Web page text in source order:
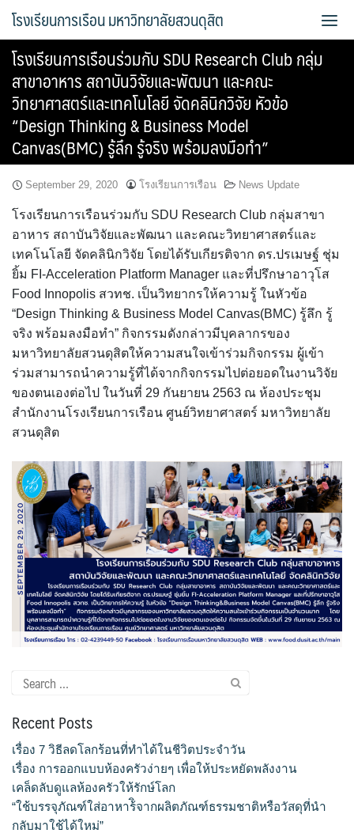
content
Bread Exclusive
Cake Exclusive
main
main2
main3
Sample Page
การจัดการความรู้ (KM)
ข้อมูลติดต่อและการเดินทาง
ขั้นตอน/แนวทางการปฏิบัติงาน
คณะกรรมการประจำโรงเรียนการเรือน
คลิปสาระเทคนิคสไตส์การเรือน
คลิปเทคนิคการทำอาหารง่าย ๆ สไตล์เด็กหอ
ค่าเล่าเรียน
ค่าเล่าเรียน
คำถามที่พบบ่อย
คู่มือนักศึกษา
จำนวนบุคลากรและนักศึกษาโรงเรียนการเรือน
ตารางเรียน
ทำเนียบคณบดี
โรงเรียนการเรือน มหาวิทยาลัยสวนดุสิต
โรงเรียนการเรือนร่วมกับ SDU Research Club กลุ่ม
สาขาอาหาร สถาบันวิจัยและพัฒนา และคณะ
วิทยาศาสตร์และเทคโนโลยี จัดคลินิกวิจัย หัวข้อ
“Design Thinking & Business Model
Canvas(BMC) รู้ลึก รู้จริง พร้อมลงมือทำ”
September 29, 2020 โรงเรียนการเรือน News Update
โรงเรียนการเรือนร่วมกับ SDU Research Club กลุ่มสาขา
อาหาร สถาบันวิจัยและพัฒนา และคณะวิทยาศาสตร์และ
เทคโนโลยี จัดคลินิกวิจัย โดยได้รับเกียรติจาก ดร.ปรเมษฐ์ ชุ่ม
ยิ้ม FI-Acceleration Platform Manager และที่ปรึกษาอาวุโส
Food Innopolis สวทช. เป็นวิทยากรให้ความรู้ ในหัวข้อ
“Design Thinking & Business Model Canvas(BMC) รู้ลึก รู้
จริง พร้อมลงมือทำ” กิจกรรมดังกล่าวมีบุคลากรของ
มหาวิทยาลัยสวนดุสิตให้ความสนใจเข้าร่วมกิจกรรม ผู้เข้า
ร่วมสามารถนำความรู้ที่ได้จากกิจกรรมไปต่อยอดในงานวิจัย
ของตนเองต่อไป ในวันที่ 29 กันยายน 2563 ณ ห้องประชุม
สำนักงานโรงเรียนการเรือน ศูนย์วิทยาศาสตร์ มหาวิทยาลัย
สวนดุสิต
Search
for:
Recent Posts
เรื่อง 7 วิธีลดโลกร้อนที่ทำได้ในชีวิตประจำวัน
เรื่อง การออกแบบห้องครัวง่ายๆ เพื่อให้ประหยัดพลังงาน
เคล็ดลับดูแลห้องครัวให้รักษ์โลก
“ใช้บรรจุภัณฑ์ใส่อาหาร้ิจากผลิตภัณฑ์ธรรมชาติหรือวัสดุที่นำ
กลับมาใช้ได้ใหม่”